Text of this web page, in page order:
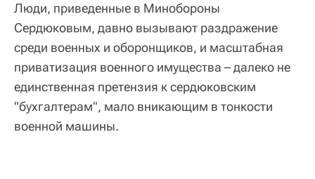
Люди, приведенные в Минобороны
Сердюковым, давно вызывают раздражение
среди военных и оборонщиков, и масштабная
приватизация военного имущества – далеко не
единственная претензия к сердюковским
"бухгалтерам", мало вникающим в тонкости
военной машины.